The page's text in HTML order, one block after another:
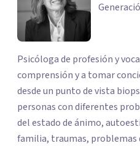
Psicóloga de profesión y
comprensión y a tomar
desde un punto de vista
personas con diferentes
del estado de ánimo,
familia, traumas, problemas